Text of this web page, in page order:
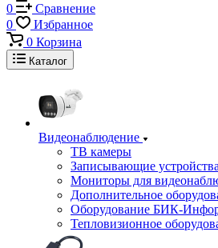
0
Сравнение
0
Избранное
0 Корзина
Каталог
Видеонаблюдение
ТВ камеры
Записывающие устройства
Мониторы для
Дополнительное
Оборудование БИК-
Тепловизионное